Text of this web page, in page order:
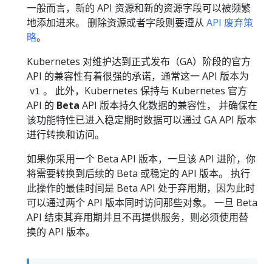
一般而言，新的 API 资源和新的资源字段可以被频繁
地添加进来。 删除资源或者字段则要遵从 API 废弃策
略。
Kubernetes 对维护达到正式发布（GA）阶段的官方
API 的兼容性有着很强的承诺，通常这一 API 版本为
v1 。 此外，Kubernetes 保持与 Kubernetes 官方
API 的 Beta API 版本持久化数据的兼容性， 并确保在
该功能特性已进入稳定期时数据可以通过 GA API 版本
进行转换和访问。
如果你采用一个 Beta API 版本，一旦该 API 进阶，你
将需要转换到后续的 Beta 或稳定的 API 版本。 执行
此操作的最佳时间是 Beta API 处于弃用期，因为此时
可以通过两个 API 版本同时访问那些对象。 一旦 Beta
API 结束其弃用期并且不再提供服务，则必须使用替
换的 API 版本。